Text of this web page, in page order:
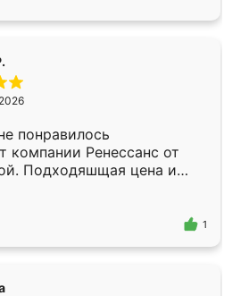
понравилось
компании Ренессанс от
Подходяшщая цена и
изготовления. Приехавший
Владислав
эскизу самый
1